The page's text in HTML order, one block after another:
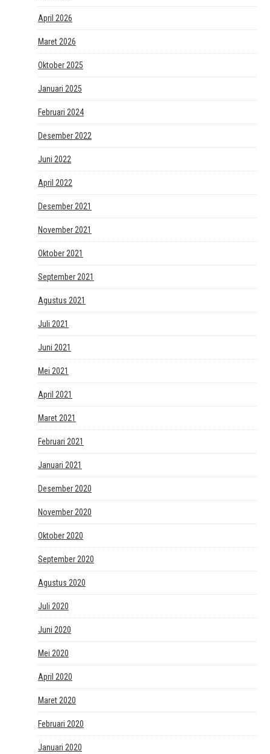
April 2026
Maret 2026
Oktober 2025
Januari 2025
Februari 2024
Desember 2022
Juni 2022
April 2022
Desember 2021
November 2021
Oktober 2021
September 2021
Agustus 2021
Juli 2021
Juni 2021
Mei 2021
April 2021
Maret 2021
Februari 2021
Januari 2021
Desember 2020
November 2020
Oktober 2020
September 2020
Agustus 2020
Juli 2020
Juni 2020
Mei 2020
April 2020
Maret 2020
Februari 2020
Januari 2020